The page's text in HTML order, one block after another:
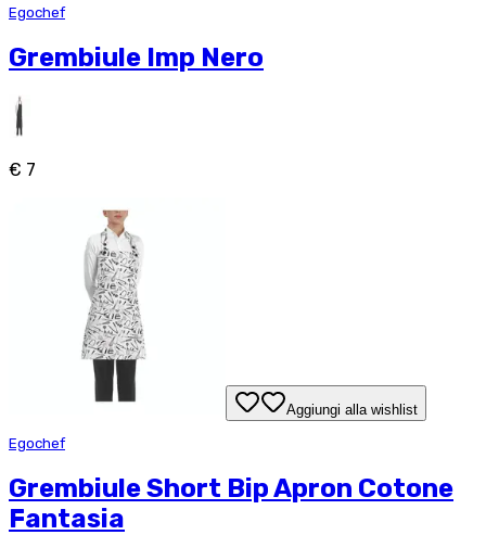
Egochef
Grembiule Imp Nero
€ 7
Aggiungi alla wishlist
Egochef
Grembiule Short Bip Apron Cotone
Fantasia